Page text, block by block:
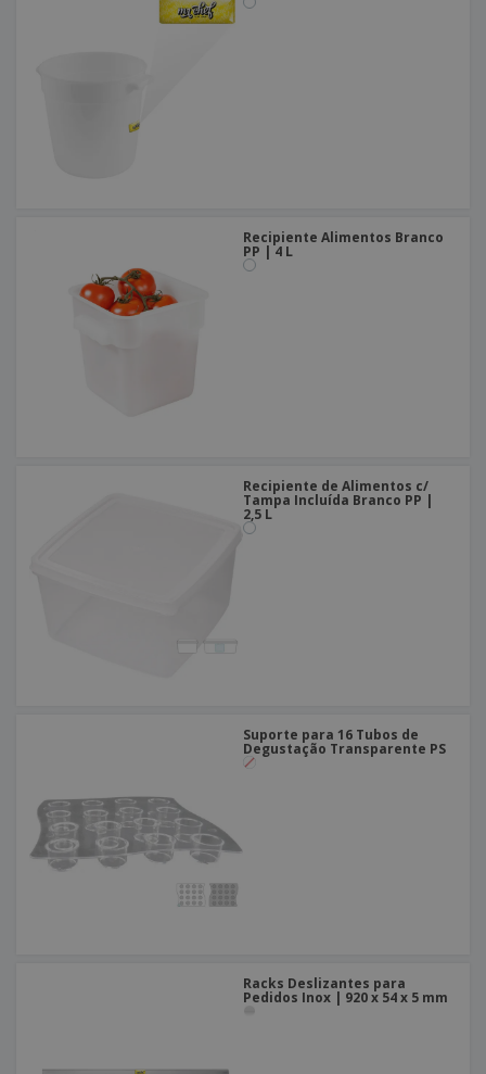
Recipiente Alimentos Branco
PP | 4 L
Recipiente de Alimentos c/
Tampa Incluída Branco PP |
2,5 L
Suporte para 16 Tubos de
Degustação Transparente PS
Racks Deslizantes para
Pedidos Inox | 920 x 54 x 5 mm